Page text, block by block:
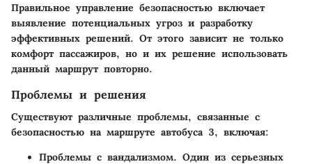
Правильное управление безопасностью включает
выявление потенциальных угроз и разработку
эффективных решений. От этого зависит не только
комфорт пассажиров, но и их решение использовать
данный маршрут повторно.
Проблемы и решения
Существуют различные проблемы, связанные с
безопасностью на маршруте автобуса 3, включая:
Проблемы с вандализмом. Один из серьезных